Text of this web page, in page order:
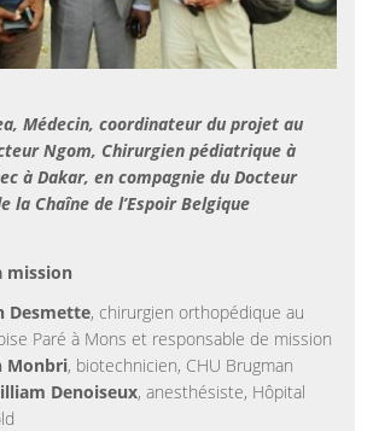
Médecin, coordinateur du projet au
Ngom, Chirurgien pédiatrique à
à Dakar, en compagnie du Docteur
la Chaîne de l’Espoir Belgique
mission
Desmette, chirurgien orthopédique au
Paré à Mons et responsable de mission
Monbri, biotechnicien, CHU Brugman
Denoiseux, anesthésiste, Hôpital